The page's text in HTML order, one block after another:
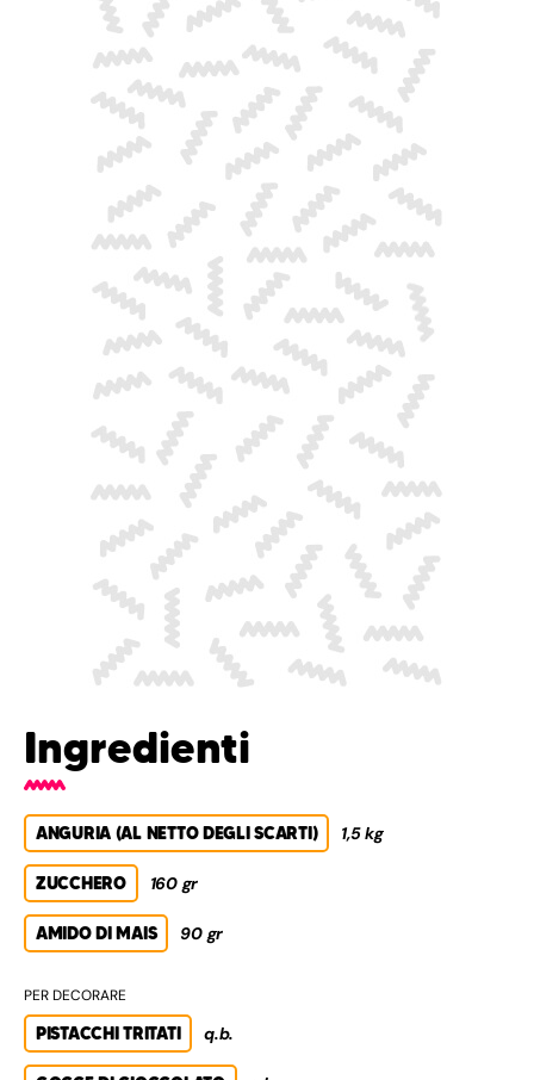
Ingredienti
ANGURIA (AL NETTO DEGLI SCARTI) 1,5 kg
ZUCCHERO 160 gr
AMIDO DI MAIS 90 gr
PER DECORARE
PISTACCHI TRITATI q.b.